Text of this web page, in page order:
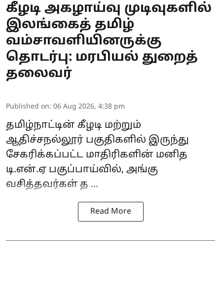
கீழடி அகழாய்வு முடிவுகளில்
இலங்கைத் தமிழ்
வம்சாவளியினருக்கு
தொடர்பு: மரபியல் துறைத்
தலைவர்
Published on: 06 Aug 2026, 4:38 pm
தமிழ்நாட்டின் கீழடி மற்றும்
ஆதிச்சநல்லூர் பகுதிகளில் இருந்து
சேகரிக்கப்பட்ட மாதிரிகளின் மனித
டி.என்.ஏ பகுப்பாய்வில், அங்கு
வசித்தவர்கள் த ...
Read More